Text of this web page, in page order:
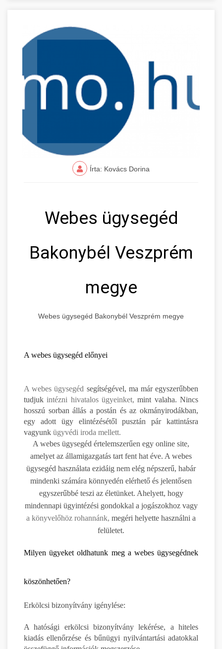
Írta: Kovács Dorina
Webes ügysegéd
Bakonybél Veszprém
megye
Webes ügysegéd Bakonybél Veszprém megye
A webes ügysegéd előnyei
A webes ügysegéd segítségével, ma már egyszerűbben
tudjuk intézni hivatalos ügyeinket, mint valaha. Nincs
hosszú sorban állás a postán és az okmányirodákban,
egy adott ügy elintézésétől pusztán pár kattintásra
vagyunk ügyvédi iroda mellett.
A webes ügysegéd értelemszerűen egy online site,
amelyet az államigazgatás tart fent hat éve. A webes
ügysegéd használata ezidáig nem elég népszerű, habár
mindenki számára könnyedén elérhető és jelentősen
egyszerűbbé teszi az életünket. Ahelyett, hogy
mindennapi ügyintézési gondokkal a jogászokhoz vagy
a könyvelőhöz rohannánk, megéri helyette használni a
felületet.
Milyen ügyeket oldhatunk meg a webes ügysegédnek
köszönhetően?
Erkölcsi bizonyítvány igénylése:
A hatósági erkölcsi bizonyítvány lekérése, a hiteles
kiadás ellenőrzése és bűnügyi nyilvántartási adatokkal